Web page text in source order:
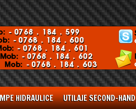
HIDRAULICE UTILAJE SECOND-HAND